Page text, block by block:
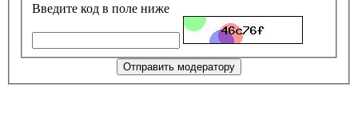
Введите код в поле ниже
Отправить модератору